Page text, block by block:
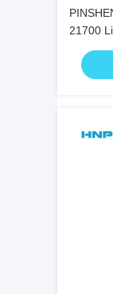
21700
Bike-